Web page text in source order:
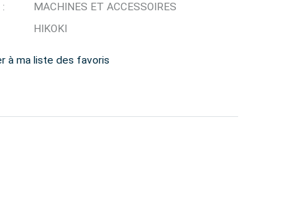
MACHINES ET ACCESSOIRES
HIKOKI
à ma liste des favoris